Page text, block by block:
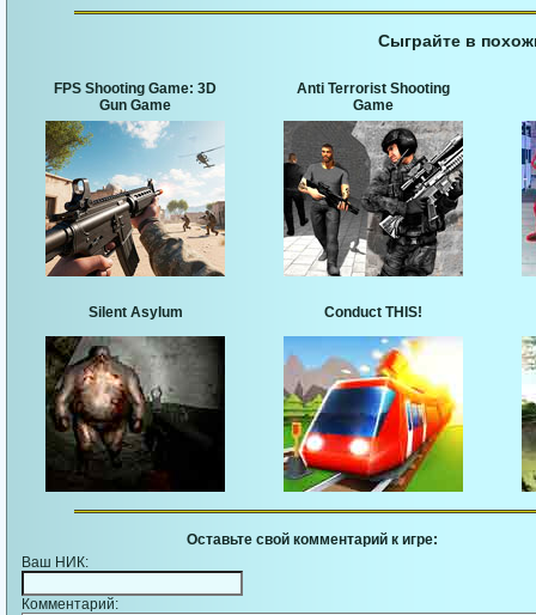
Сыграйте в
FPS Shooting Game: 3D
Gun Game
Anti Terrorist Shooting
Game
Silent Asylum Conduct THIS!
Оставьте свой комментарий к игре:
Ваш НИК:
Комментарий: